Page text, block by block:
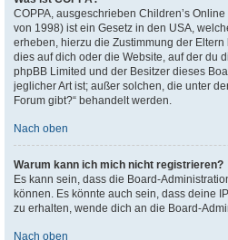
COPPA, ausgeschrieben Children’s
von 1998) ist ein Gesetz in den USA,
erheben, hierzu die Zustimmung der
dies auf dich oder die Website, auf der du
phpBB Limited und der Besitzer dieses
jeglicher Art ist; außer solchen, die unter
Forum gibt?“ behandelt werden.
Nach oben
Warum kann ich mich nicht registrieren?
Es kann sein, dass die Board-
können. Es könnte auch sein, dass deine
zu erhalten, wende dich an die Board-
Nach oben